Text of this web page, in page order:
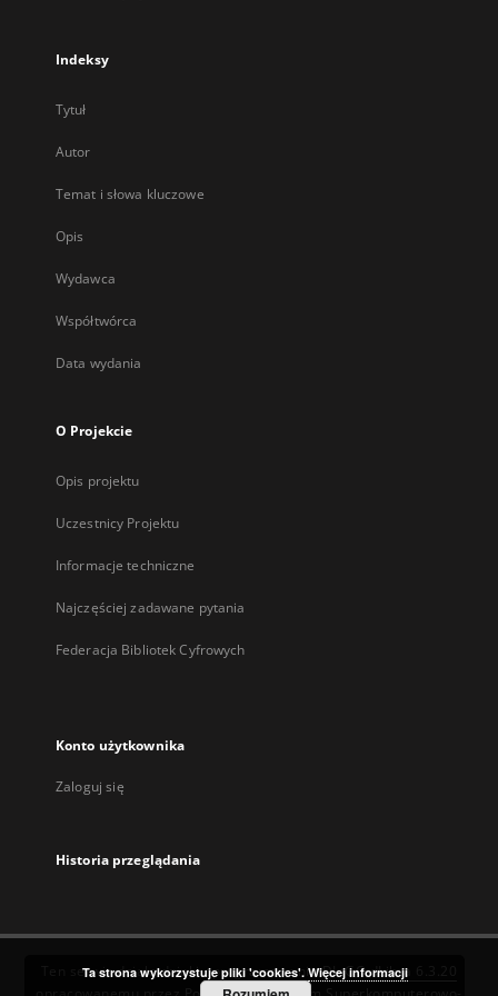
Indeksy
Tytuł
Autor
Temat i słowa kluczowe
Opis
Wydawca
Współtwórca
Data wydania
O Projekcie
Opis projektu
Uczestnicy Projektu
Informacje techniczne
Najczęściej zadawane pytania
Federacja Bibliotek Cyfrowych
Konto użytkownika
Zaloguj się
Historia przeglądania
Ten serwis działa dzięki oprogramowaniuDInGO dLibra 6.3.20
Ta strona wykorzystuje pliki 'cookies'. Więcej informacji